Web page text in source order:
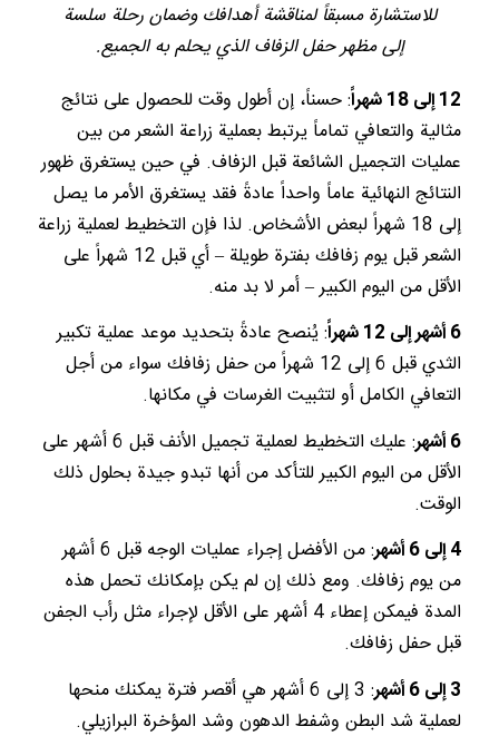
للاستشارة مسبقاً لمناقشة أهدافك وضمان رحلة سلسة
إلى مظهر حفل الزفاف الذي يحلم به الجميع.
12 إلى 18 شهراً
: حسناً، إن أطول وقت للحصول على نتائج
مثالية والتعافي تماماً يرتبط بعملية زراعة الشعر من بين
عمليات التجميل الشائعة قبل الزفاف. في حين يستغرق ظهور
النتائج النهائية عاماً واحداً عادةً فقد يستغرق الأمر ما يصل
إلى 18 شهراً لبعض الأشخاص. لذا فإن التخطيط لعملية زراعة
الشعر قبل يوم زفافك بفترة طويلة – أي قبل 12 شهراً على
الأقل من اليوم الكبير – أمر لا بد منه.
6 أشهر إلى 12 شهراً
: يُنصح عادةً بتحديد موعد عملية تكبير
الثدي قبل 6 إلى 12 شهراً من حفل زفافك سواء من أجل
التعافي الكامل أو لتثبيت الغرسات في مكانها.
6 أشهر
: عليك التخطيط لعملية تجميل الأنف قبل 6 أشهر على
الأقل من اليوم الكبير للتأكد من أنها تبدو جيدة بحلول ذلك
الوقت.
4 إلى 6 أشهر
: من الأفضل إجراء عمليات الوجه قبل 6 أشهر
من يوم زفافك. ومع ذلك إن لم يكن بإمكانك تحمل هذه
المدة فيمكن إعطاء 4 أشهر على الأقل لإجراء مثل رأب الجفن
قبل حفل زفافك.
3 إلى 6 أشهر
: 3 إلى 6 أشهر هي أقصر فترة يمكنك منحها
لعملية شد البطن وشفط الدهون وشد المؤخرة البرازيلي.